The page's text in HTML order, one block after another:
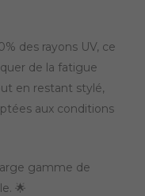
des rayons UV, ce
de la fatigue
en restant stylé,
aux conditions
gamme de
🌟